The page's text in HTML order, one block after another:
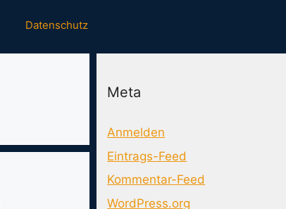
Datenschutz
Meta
Anmelden
Eintrags-Feed
Kommentar-Feed
WordPress.org